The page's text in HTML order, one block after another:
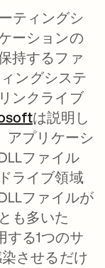
ティングシ
ーションの
持するファ
ングシステ
ンクライブ
新しいタ
は説明し
アプリケーシ
ファイル
ライブ領域
ファイルが
も多いた
する1つのサ
させるだけ